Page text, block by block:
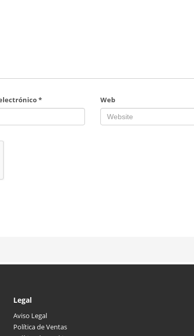
* Web
Legal
Aviso Legal
Política de Ventas